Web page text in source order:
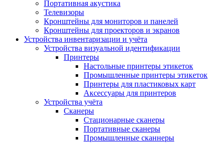
Портативная акустика
Телевизоры
Кронштейны для мониторов и панелей
Кронштейны для проекторов и экранов
Устройства инвентаризации и учёта
Устройства визуальной идентификации
Принтеры
Настольные принтеры этикеток
Промышленные принтеры этикеток
Принтеры для пластиковых карт
Аксессуары для принтеров
Устройства учёта
Сканеры
Стационарные сканеры
Портативные сканеры
Промышленные сканнеры